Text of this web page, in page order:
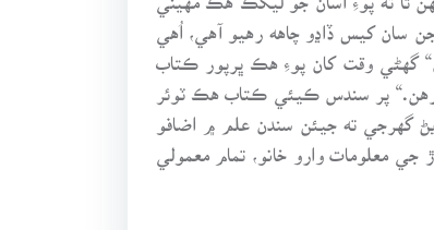
کيس ڏاڍو چاهه رهيو آهي، اُهي
گهڻي وقت کان پوءِ هڪ ڀرپور ڪتاب
پر سندس ڪيئي ڪتاب هڪ ٽوئر
گهرجي ته جيئن سندن علم ۾ اضافو
جي معلومات وارو خانو، تمام معمولي